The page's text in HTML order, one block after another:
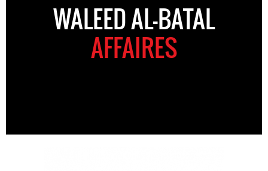
WALEED AL-BATAL
AFFAIRES